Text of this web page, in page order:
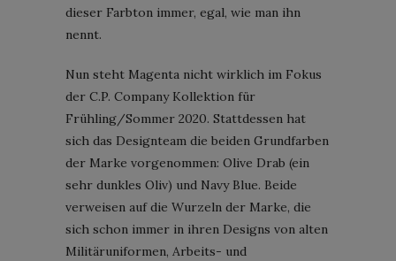
dieser Farbton immer, egal, wie man ihn
nennt.
Nun steht Magenta nicht wirklich im Fokus
der C.P. Company Kollektion für
Frühling/Sommer 2020. Stattdessen hat
sich das Designteam die beiden Grundfarben
der Marke vorgenommen: Olive Drab (ein
sehr dunkles Oliv) und Navy Blue. Beide
verweisen auf die Wurzeln der Marke, die
sich schon immer in ihren Designs von alten
Militäruniformen, Arbeits- und